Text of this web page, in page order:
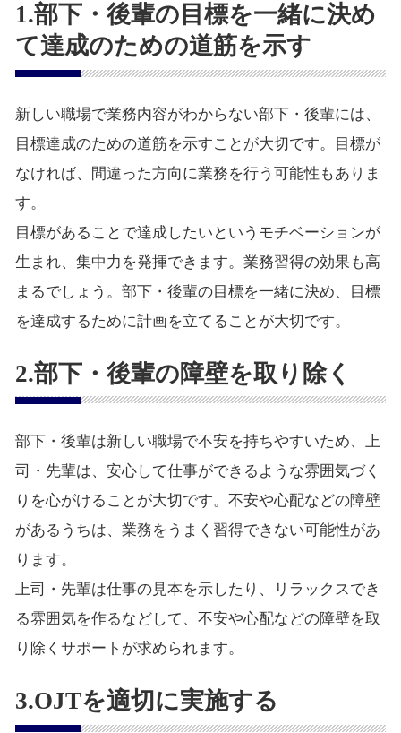
1.部下・後輩の目標を一緒に決め
て達成のための道筋を示す
新しい職場で業務内容がわからない部下・後輩には、
目標達成のための道筋を示すことが大切です。目標が
なければ、間違った方向に業務を行う可能性もありま
す。
目標があることで達成したいというモチベーションが
生まれ、集中力を発揮できます。業務習得の効果も高
まるでしょう。部下・後輩の目標を一緒に決め、目標
を達成するために計画を立てることが大切です。
2.部下・後輩の障壁を取り除く
部下・後輩は新しい職場で不安を持ちやすいため、上
司・先輩は、安心して仕事ができるような雰囲気づく
りを心がけることが大切です。不安や心配などの障壁
があるうちは、業務をうまく習得できない可能性があ
ります。
上司・先輩は仕事の見本を示したり、リラックスでき
る雰囲気を作るなどして、不安や心配などの障壁を取
り除くサポートが求められます。
3.OJTを適切に実施する